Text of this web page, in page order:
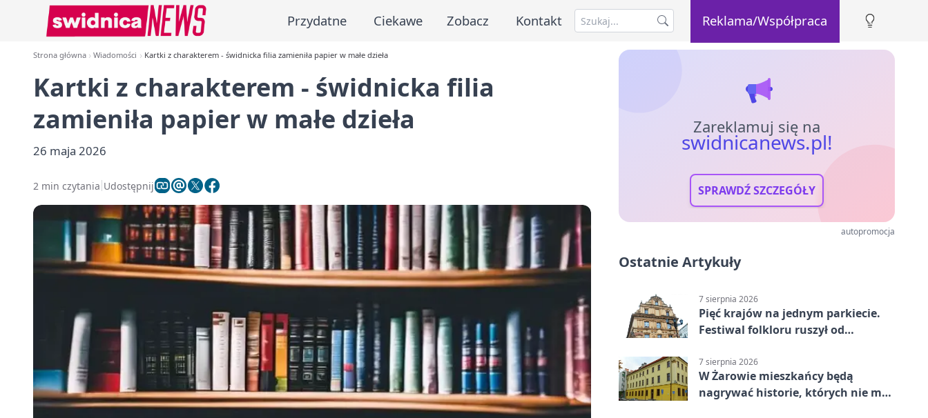
Przydatne Ciekawe Zobacz Kontakt Reklama/Współpraca
Strona główna Wiadomości Kartki z charakterem - świdnicka filia zamieniła papier w małe dzieła
Kartki z charakterem - świdnicka filia
zamieniła papier w małe dzieła
26 maja 2026
2 min czytania Udostępnij
Zareklamuj się na
swidnicanews.pl!
SPRAWDŹ SZCZEGÓŁY
autopromocja
Ostatnie Artykuły
7 sierpnia 2026
Pięć krajów na jednym parkiecie.
Festiwal folkloru ruszył od
7 sierpnia 2026
W Żarowie mieszkańcy będą
nagrywać historie, których nie ma